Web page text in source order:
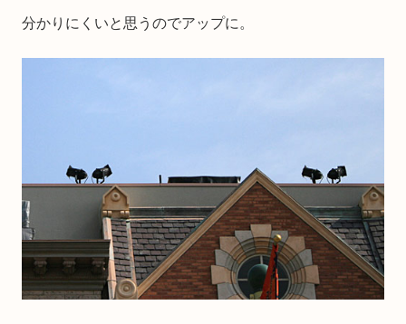
分かりにくいと思うのでアップに。